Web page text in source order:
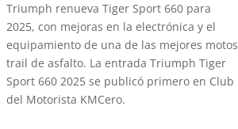
Triumph renueva Tiger Sport 660 para
2025, con mejoras en la electrónica y el
equipamiento de una de las mejores motos
trail de asfalto. La entrada Triumph Tiger
Sport 660 2025 se publicó primero en Club
del Motorista KMCero.